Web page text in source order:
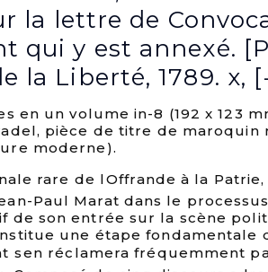
la lettre de
qui y est annexé.
la Liberté, 1789. x,
en un volume in-8 (192 x 123
pièce de titre de maroquin
moderne).
rare de lOffrande à la
Paul Marat dans le
de son entrée sur la scène
une étape fondamentale
sen réclamera fréquemment